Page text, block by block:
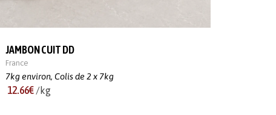
JAMBON CUIT DD
France
7kg environ, Colis de 2 x 7kg
12.66€ /kg